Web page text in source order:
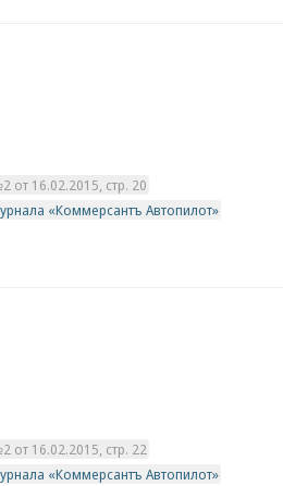
от 16.02.2015, стр. 20
«Коммерсантъ Автопилот»
от 16.02.2015, стр. 22
«Коммерсантъ Автопилот»